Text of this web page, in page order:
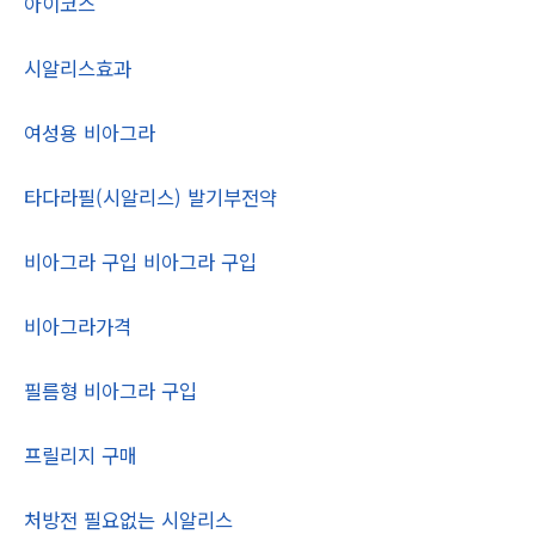
시알리스효과
여성용 비아그라
타다라필(시­알리스) 발기부전약
비아그라 구입 비아그라 구입
비아그라가격
필름형 비아그라 구입
프릴리지 구매
처방전 필요없는 시알리스